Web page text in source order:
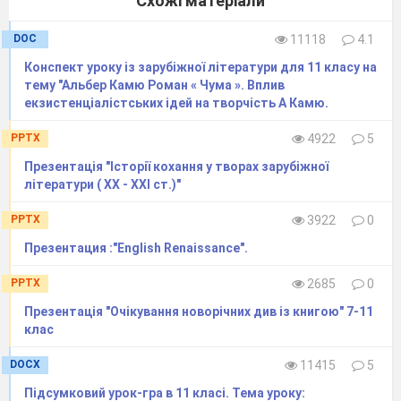
· Враження про хоку .
3. Учениця 11 класу. Символ
журавля у японській культурі (Слайди
5-6)
Журавель, журавка, жура – цей
птах у багатьох народів щасливий
символ. Ніхто не може байдуже
дивитися на журавлиний клин у
наближення холодів. Він уособлює
вірність, волелюбність. Ми
сьогодні будемо говорити про
японського журавля. Це
неймовірно гарний птах. Він
DOC 11118
4.1
Конспект уроку із зарубіжної літератури для 11 класу на
тему "Альбер Камю Роман « Чума ». Вплив
екзистенціалістських ідей на творчість А Камю.
PPTX 4922
5
Презентація "Історії кохання у творах зарубіжної
літератури ( ХХ - ХХІ ст.)"
PPTX 3922
0
Презентация :"English Renaissance".
PPTX 2685
0
Презентація "Очікування новорічних див із книгою" 7-11
клас
DOCX 11415
5
Підсумковий урок-гра в 11 класі. Тема уроку: